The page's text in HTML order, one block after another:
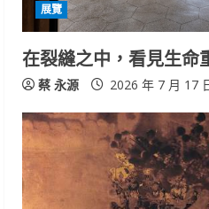
n
g
展覽
在裂縫之中，看見生命
蔡 永源 2026 年 7 月 17